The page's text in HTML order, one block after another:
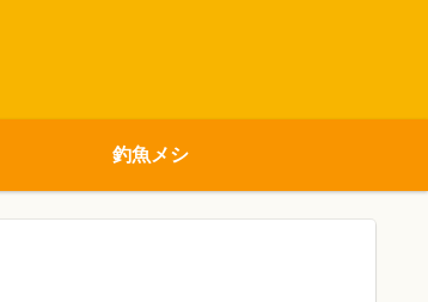
釣魚メシ